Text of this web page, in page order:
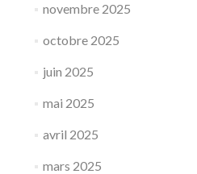
novembre 2025
octobre 2025
juin 2025
mai 2025
avril 2025
mars 2025